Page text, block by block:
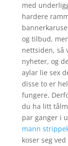
med
hardere
og tilbud,
nettsiden, så
nyheter, og
aylar lie sex
disse to er
fungere.
du ha litt
par ganger i
mann
koser seg